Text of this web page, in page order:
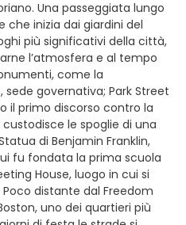
Una passeggiata lungo
che inizia dai giardini del
più significativi della città,
l’atmosfera e al tempo
come la
governativa; Park Street
il primo discorso contro la
custodisce le spoglie di una
di Benjamin Franklin,
fu fondata la prima scuola
House, luogo in cui si
distante dal Freedom
uno dei quartieri più